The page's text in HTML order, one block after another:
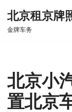
跳
北京租京牌
金牌车务
北京小
置北京